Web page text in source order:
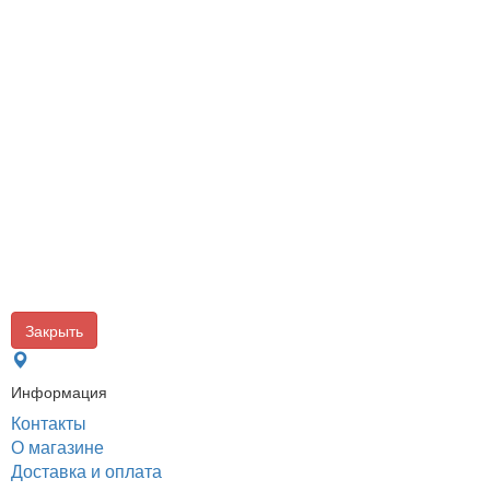
Закрыть
Информация
Контакты
О магазине
Доставка и оплата